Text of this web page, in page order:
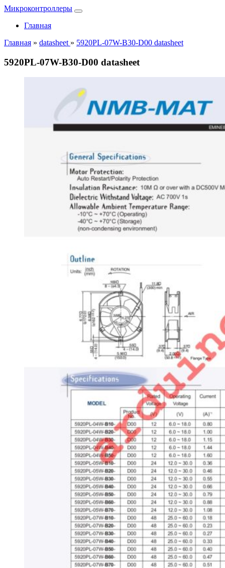
Микроконтроллеры
Главная
Главная » datasheet » 5920PL-07W-B30-D00 datasheet
5920PL-07W-B30-D00 datasheet